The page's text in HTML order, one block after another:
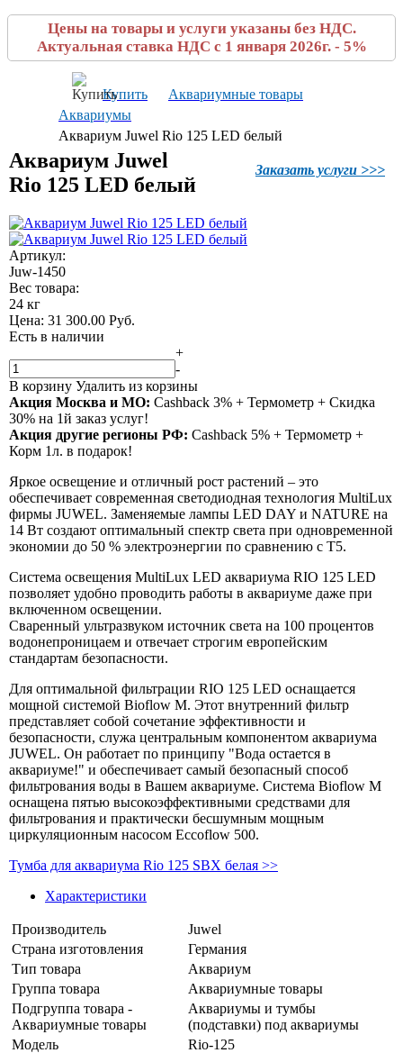
Цены на товары и услуги указаны без НДС.
Актуальная ставка НДС с 1 января 2026г. - 5%
Купить
Аквариумные товары
Аквариумы
Аквариум Juwel Rio 125 LED белый
Заказать услуги >>>
Аквариум Juwel
Rio 125 LED белый
Артикул:
Juw-1450
Вес товара:
24 кг
Цена: 31 300.00 Руб.
Есть в наличии
+
-
В корзину Удалить из корзины
Акция Москва и МО: Сashback 3% + Термометр + Скидка
30% на 1й заказ услуг!
Акция другие регионы РФ: Сashback 5% + Термометр +
Корм 1л. в подарок!
Яркое освещение и отличный рост растений – это
обеспечивает современная светодиодная технология MultiLux
фирмы JUWEL. Заменяемые лампы LED DAY и NATURE на
14 Вт создают оптимальный спектр света при одновременной
экономии до 50 % электроэнергии по сравнению с T5.
Система освещения MultiLux LED аквариума RIO 125 LED
позволяет удобно проводить работы в аквариуме даже при
включенном освещении.
Сваренный ультразвуком источник света на 100 процентов
водонепроницаем и отвечает строгим европейским
стандартам безопасности.
Для оптимальной фильтрации RIO 125 LED оснащается
мощной системой Bioflow M. Этот внутренний фильтр
представляет собой сочетание эффективности и
безопасности, служа центральным компонентом аквариума
JUWEL. Он работает по принципу "Вода остается в
аквариуме!" и обеспечивает самый безопасный способ
фильтрования воды в Вашем аквариуме. Система Bioflow M
оснащена пятью высокоэффективными средствами для
фильтрования и практически бесшумным мощным
циркуляционным насосом Eccoflow 500.
Тумба для аквариума Rio 125 SBX белая >>
Характеристики
Производитель
Juwel
Страна изготовления
Германия
Тип товара
Аквариум
Группа товара
Аквариумные товары
Подгруппа товара -
Аквариумные товары
Аквариумы и тумбы
(подставки) под аквариумы
Модель
Rio-125